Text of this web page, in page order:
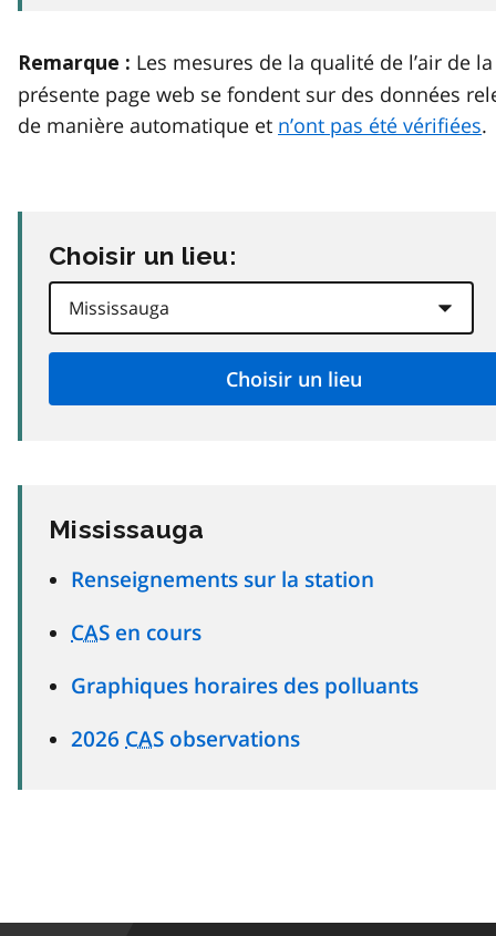
Remarque : Les mesures de la qualité de l’air de la
présente page web se fondent sur des données
de manière automatique et n’ont pas été vérifiées.
Choisir un lieu:
Mississauga
Renseignements sur la station
CAS en cours
Graphiques horaires des polluants
2026 CAS observations